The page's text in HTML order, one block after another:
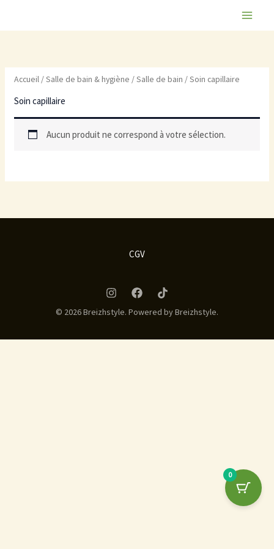
contenu
Accueil /Salle de bain & hygiène /Salle de bain / Soin capillaire
Soin capillaire
Aucun produit ne correspond à votre sélection.
CGV
© 2026 Breizhstyle. Powered by Breizhstyle.
0